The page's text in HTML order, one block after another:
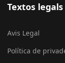
Textos legals
Avis Legal
Política de